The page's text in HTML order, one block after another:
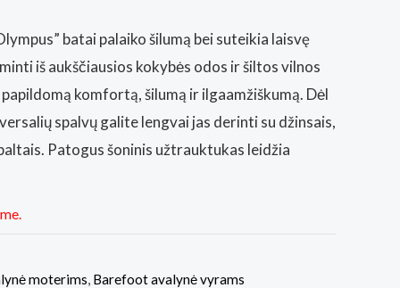
batai palaiko šilumą bei suteikia laisvę
iš aukščiausios kokybės odos ir šiltos vilnos
komfortą, šilumą ir ilgaamžiškumą. Dėl
spalvų galite lengvai jas derinti su džinsais,
Patogus šoninis užtrauktukas leidžia
moterims Barefoot avalynė vyrams